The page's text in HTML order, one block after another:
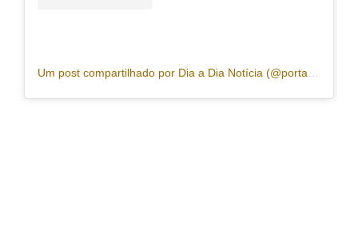
Um post compartilhado por Dia a Dia Notícia (@portaldiaadia)